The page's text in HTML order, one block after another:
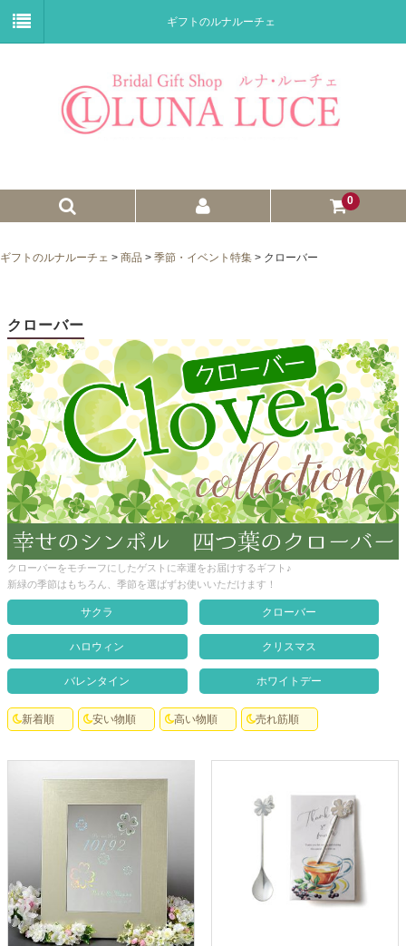
ギフトのルナルーチェ
0
ウェイトドール
子育て卒業証書
ウェルカムボード
クロックギフト
ペーパーアイテム
DIY用品
引菓子
引出物ギフト
カタログギフト
ブライダルバッグ
演出用品
内祝い 出産祝い
会社概要
よくあるご質問
ドメイン指定受信について
無料サンプル・資料請求
お問合せ
ギフトのルナルーチェ > 商品 > 季節・イベント特集 > クローバー
クローバー
クローバーをモチーフにしたゲストに幸運をお届けするギフト♪
新緑の季節はもちろん、季節を選ばずお使いいただけます！
サクラ クローバー
ハロウィン クリスマス
バレンタイン ホワイトデー
新着順 安い物順 高い物順 売れ筋順